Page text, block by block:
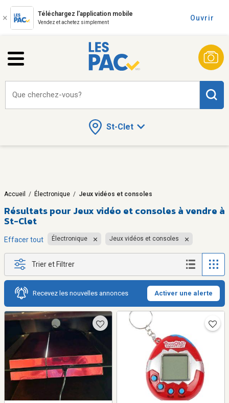
Téléchargez l'application mobile
Vendez et achetez simplement
Ouvrir
St-Clet
Que cherchez-vous?
Accueil / Électronique / Jeux vidéos et consoles
Résultats pour Jeux vidéo et consoles à vendre à
St-Clet
Effacer tout Électronique Jeux vidéos et consoles
Trier et Filtrer
Recevez les nouvelles annonces Activer une alerte